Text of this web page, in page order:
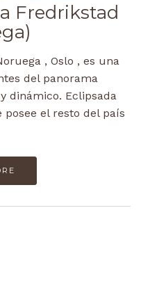
Fredrikstad
, Oslo , es una
del panorama
dinámico. Eclipsada
el resto del país